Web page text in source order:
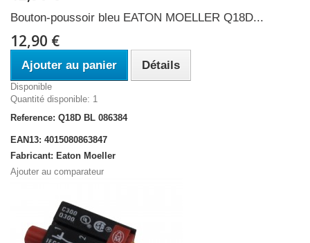
Bouton-poussoir bleu EATON MOELLER Q18D...
12,90 €
Ajouter au panier Détails
Disponible
Quantité disponible: 1
Reference: Q18D BL 086384
EAN13: 4015080863847
Fabricant: Eaton Moeller
Ajouter au comparateur